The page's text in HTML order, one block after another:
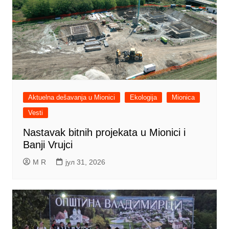
Aktuelna dešavanja u Mionici Ekologija
Mionica
Vesti
Nastavak bitnih projekata u Mionici i
Banji Vrujci
M R јул 31, 2026